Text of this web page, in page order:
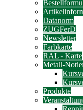
Datanorm
ZUGFerD
Newsletter
Farbkarte
RAL - Karte
Metall-
Produkte